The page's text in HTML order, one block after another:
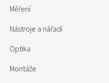
Měření
Nástroje a nářadí
Optika
Montáže